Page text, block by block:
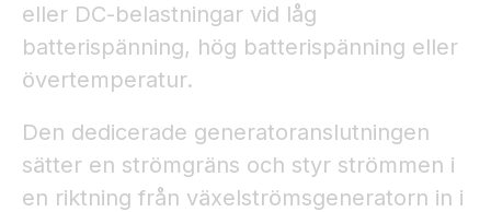
eller DC-belastningar vid låg
batterispänning, hög batterispänning eller
övertemperatur.
Den dedicerade generatoranslutningen
sätter en strömgräns och styr strömmen i
en riktning från växelströmsgeneratorn in i